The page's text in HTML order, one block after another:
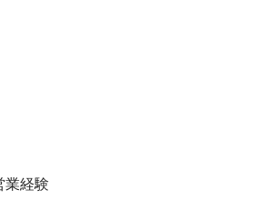
業経験